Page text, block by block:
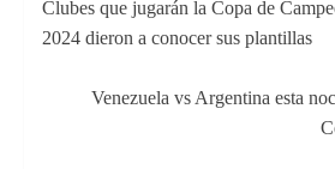
de
Clubes que jugarán la Copa de
2024 dieron a conocer sus plantillas
Venezuela vs Argentina esta